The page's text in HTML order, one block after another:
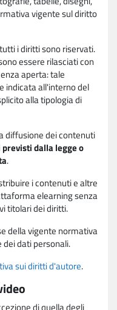
vigente sul diritto
i diritti sono riservati.
essere rilasciati con
aperta: tale
indicata all'interno del
alla tipologia di
diffusione dei contenuti
dalla legge o
.
i contenuti e altre
elearning senza
titolari dei diritti.
della vigente normativa
dati personali.
sui diritti d'autore.
di quella degli